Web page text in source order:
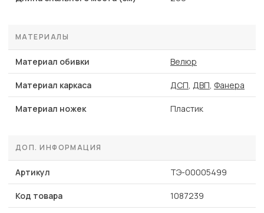
МАТЕРИАЛЫ
Материал обивки Велюр
Материал каркаса ДСП, ДВП, Фанера
Материал ножек Пластик
ДОП. ИНФОРМАЦИЯ
Артикул ТЭ-00005499
Код товара 1087239